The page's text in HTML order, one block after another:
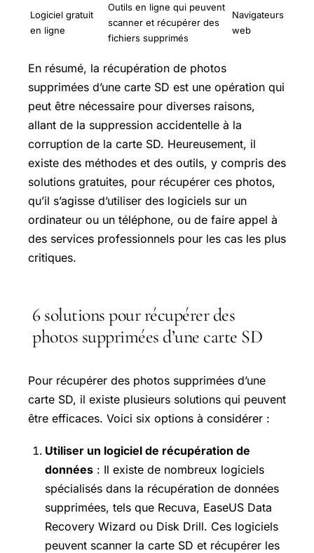
Logiciel gratuit
en ligne
Outils en ligne qui peuvent
scanner et récupérer des
fichiers supprimés
Navigateurs
web
En résumé, la récupération de photos
supprimées d’une carte SD est une opération qui
peut être nécessaire pour diverses raisons,
allant de la suppression accidentelle à la
corruption de la carte SD. Heureusement, il
existe des méthodes et des outils, y compris des
solutions gratuites, pour récupérer ces photos,
qu’il s’agisse d’utiliser des logiciels sur un
ordinateur ou un téléphone, ou de faire appel à
des services professionnels pour les cas les plus
critiques.
6 solutions pour récupérer des
photos supprimées d’une carte SD
Pour récupérer des photos supprimées d’une
carte SD, il existe plusieurs solutions qui peuvent
être efficaces. Voici six options à considérer :
Utiliser un logiciel de récupération de
données : Il existe de nombreux logiciels
spécialisés dans la récupération de données
supprimées, tels que Recuva, EaseUS Data
Recovery Wizard ou Disk Drill. Ces logiciels
peuvent scanner la carte SD et récupérer les